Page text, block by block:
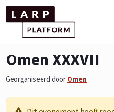
Omen XXXVII
Georganiseerd door Omen